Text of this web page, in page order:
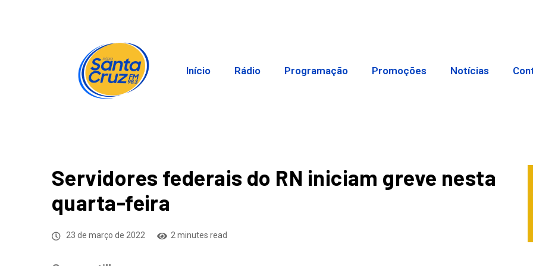
Início Rádio Programação Promoções Notícias
Servidores federais do RN iniciam greve nesta
quarta-feira
23 de março de 2022 2 minutes read